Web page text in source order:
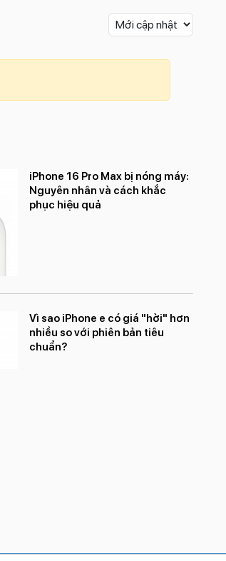
iPhone 16 Pro Max bị nóng máy:
Nguyên nhân và cách khắc
phục hiệu quả
Vì sao iPhone e có giá "hời" hơn
nhiều so với phiên bản tiêu
chuẩn?